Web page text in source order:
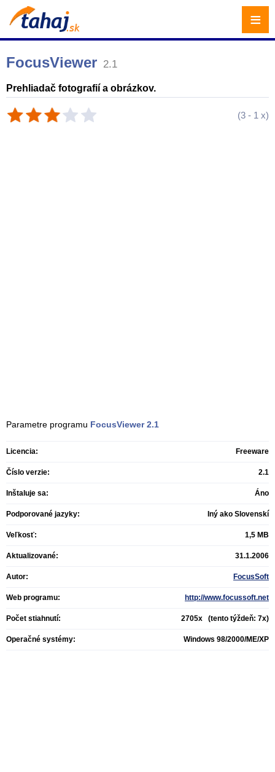
FocusViewer 2.1
Prehliadač fotografií a obrázkov.
(3 - 1 x)
Parametre programu FocusViewer 2.1
Licencia: Freeware
Číslo verzie: 2.1
Inštaluje sa: Áno
Podporované jazyky: Iný ako Slovenskí
Veľkosť: 1,5 MB
Aktualizované: 31.1.2006
Autor: FocusSoft
Web programu: http://www.focussoft.net
Počet stiahnutí: 2705x (tento týždeň: 7x)
Operačné systémy: Windows 98/2000/ME/XP
≡